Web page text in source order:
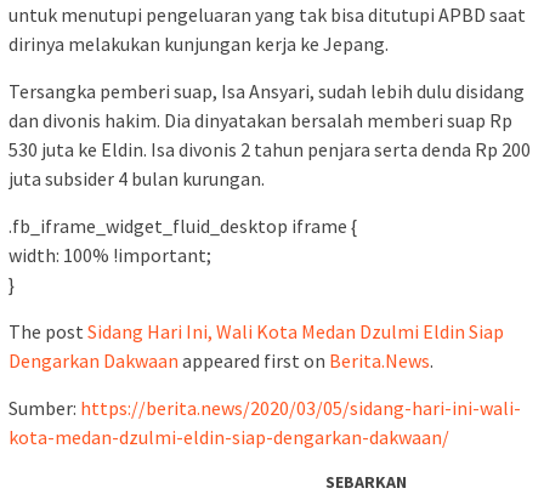
untuk menutupi pengeluaran yang tak bisa ditutupi APBD saat
dirinya melakukan kunjungan kerja ke Jepang.
Tersangka pemberi suap, Isa Ansyari, sudah lebih dulu disidang
dan divonis hakim. Dia dinyatakan bersalah memberi suap Rp
530 juta ke Eldin. Isa divonis 2 tahun penjara serta denda Rp 200
juta subsider 4 bulan kurungan.
.fb_iframe_widget_fluid_desktop iframe {
width: 100% !important;
}
The post Sidang Hari Ini, Wali Kota Medan Dzulmi Eldin Siap
Dengarkan Dakwaan appeared first on Berita.News.
Sumber: https://berita.news/2020/03/05/sidang-hari-ini-wali-
kota-medan-dzulmi-eldin-siap-dengarkan-dakwaan/
SEBARKAN